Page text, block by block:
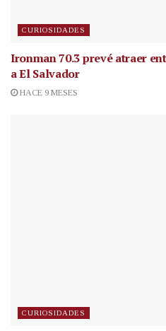
CURIOSIDADES
Ironman 70.3 prevé atraer
a El Salvador
HACE 9 MESES
CURIOSIDADES